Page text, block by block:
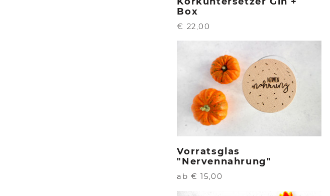
Box
€ 22,00
Vorratsglas
"Nervennahrung"
ab € 15,00